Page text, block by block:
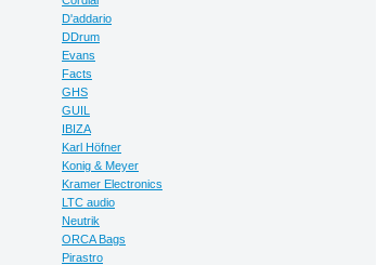
D'addario
DDrum
Evans
Facts
GHS
GUIL
IBIZA
Karl Höfner
Konig & Meyer
Kramer Electronics
LTC audio
Neutrik
ORCA Bags
Pirastro